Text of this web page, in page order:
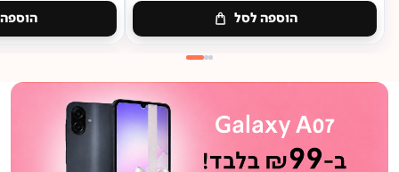
הוספה לסל